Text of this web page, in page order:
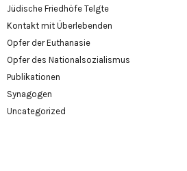
Jüdische Friedhöfe Telgte
Kontakt mit Überlebenden
Opfer der Euthanasie
Opfer des Nationalsozialismus
Publikationen
Synagogen
Uncategorized